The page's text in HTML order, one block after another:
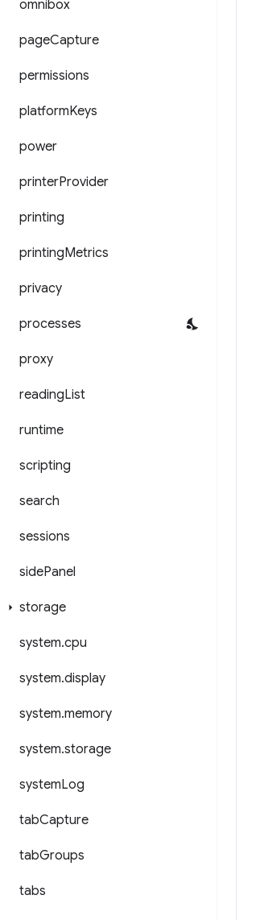
omnibox
pageCapture
permissions
platformKeys
power
printerProvider
printing
printingMetrics
privacy
processes
proxy
readingList
runtime
scripting
search
sessions
sidePanel
storage
system.cpu
system.display
system.memory
system.storage
systemLog
tabCapture
tabGroups
tabs